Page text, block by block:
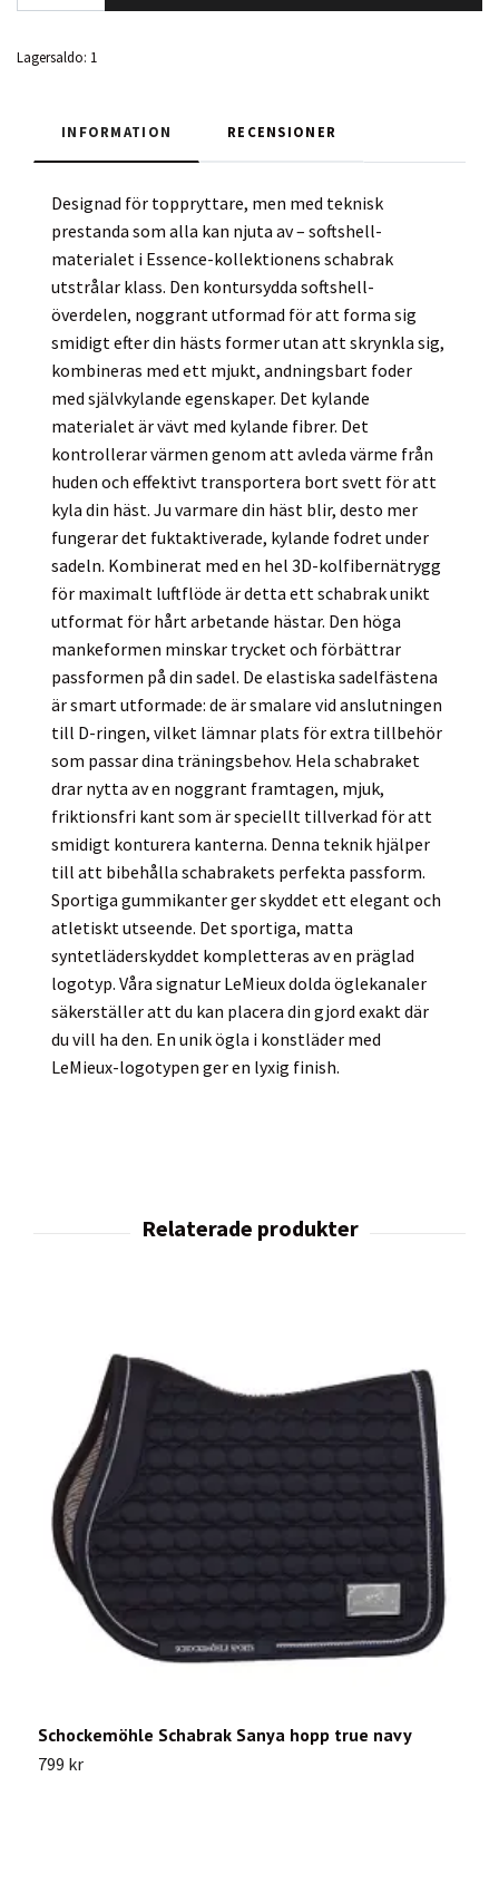
Lagersaldo: 1
INFORMATION RECENSIONER
Designad för toppryttare, men med teknisk
prestanda som alla kan njuta av – softshell-
materialet i Essence-kollektionens schabrak
utstrålar klass. Den kontursydda softshell-
överdelen, noggrant utformad för att forma sig
smidigt efter din hästs former utan att skrynkla sig,
kombineras med ett mjukt, andningsbart foder
med självkylande egenskaper. Det kylande
materialet är vävt med kylande fibrer. Det
kontrollerar värmen genom att avleda värme från
huden och effektivt transportera bort svett för att
kyla din häst. Ju varmare din häst blir, desto mer
fungerar det fuktaktiverade, kylande fodret under
sadeln. Kombinerat med en hel 3D-kolfibernätrygg
för maximalt luftflöde är detta ett schabrak unikt
utformat för hårt arbetande hästar. Den höga
mankeformen minskar trycket och förbättrar
passformen på din sadel. De elastiska sadelfästena
är smart utformade: de är smalare vid anslutningen
till D-ringen, vilket lämnar plats för extra tillbehör
som passar dina träningsbehov. Hela schabraket
drar nytta av en noggrant framtagen, mjuk,
friktionsfri kant som är speciellt tillverkad för att
smidigt konturera kanterna. Denna teknik hjälper
till att bibehålla schabrakets perfekta passform.
Sportiga gummikanter ger skyddet ett elegant och
atletiskt utseende. Det sportiga, matta
syntetläderskyddet kompletteras av en präglad
logotyp. Våra signatur LeMieux dolda öglekanaler
säkerställer att du kan placera din gjord exakt där
du vill ha den. En unik ögla i konstläder med
LeMieux-logotypen ger en lyxig finish.
Schockemöhle Schabrak Sanya hopp true navy
799 kr